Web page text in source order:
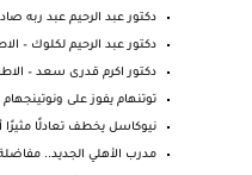
دكتور عبد الرحيم عبد ربه
دكتور عبد الرحيم لكلوك –
دكتور اكرم قدرى سعد –
توتنهام يفوز على ونوتينجهام
نيوكاسل يخطف تعادلًا
مدرب الأهلي الجديد.. مفاضلة بين 3 أسماء